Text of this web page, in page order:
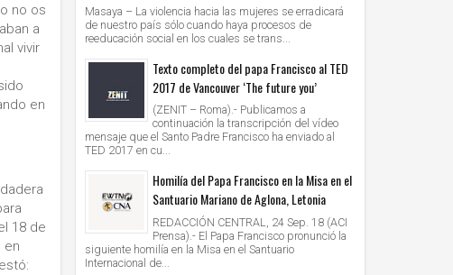
no os
a
vivir
en
18 de
en
Masaya – La violencia hacia las mujeres se erradicará
de nuestro país sólo cuando haya procesos de
reeducación social en los cuales se trans...
Texto completo del papa Francisco al TED
2017 de Vancouver ‘The future you’
(ZENIT – Roma).- Publicamos a
continuación la transcripción del vídeo
mensaje que el Santo Padre Francisco ha enviado al
TED 2017 en cu...
Homilía del Papa Francisco en la Misa en el
Santuario Mariano de Aglona, Letonia
REDACCIÓN CENTRAL, 24 Sep. 18 (ACI
Prensa).- El Papa Francisco pronunció la
siguiente homilía en la Misa en el Santuario
Internacional de...